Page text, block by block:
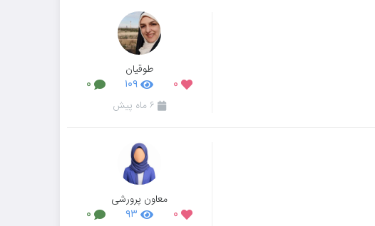
طوقیان
۰ ۱۰۹ ۰
۶ ماه پیش
معاون پرورشی
۰ ۹۳ ۰